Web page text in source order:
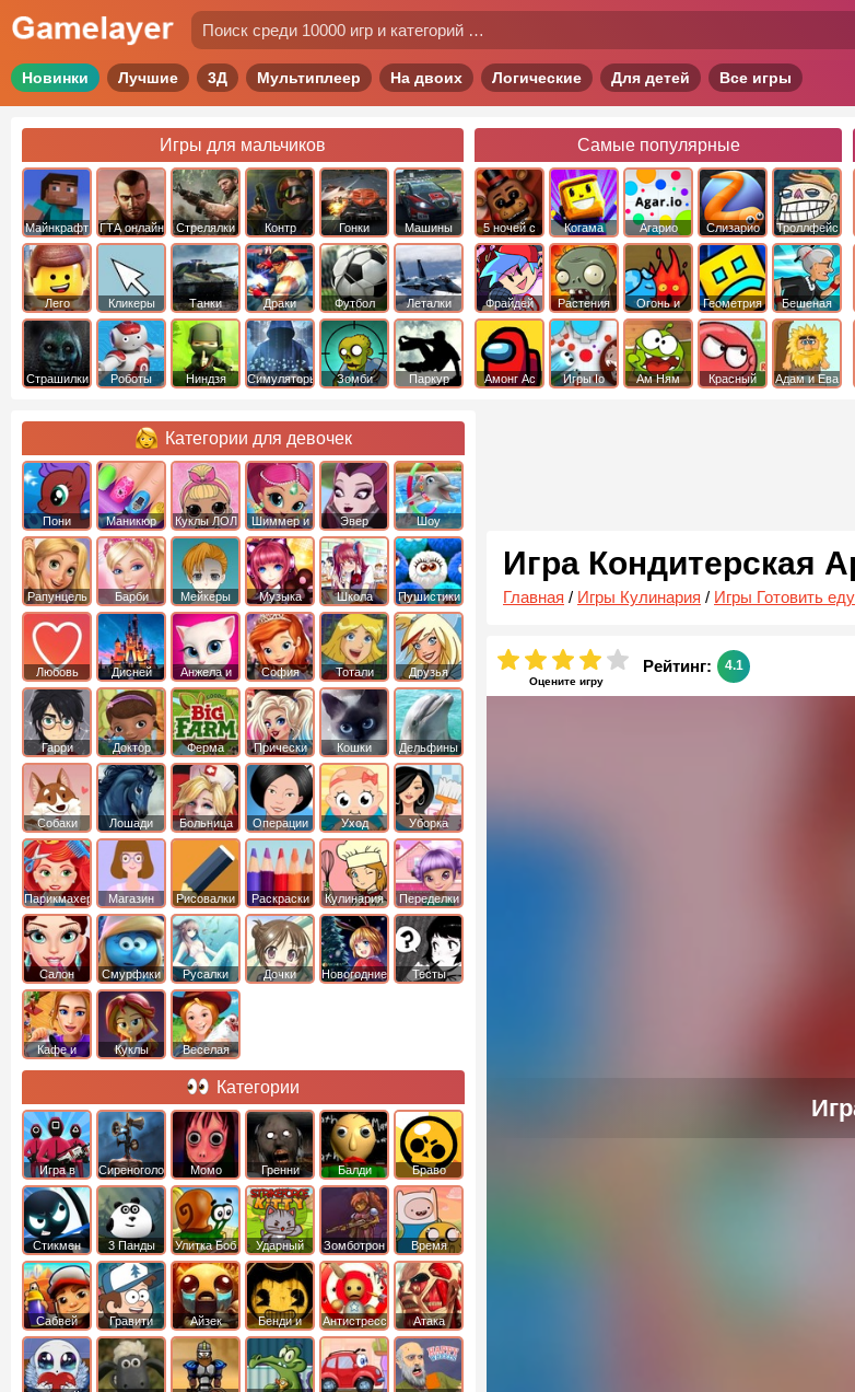
Новинки Лучшие 3Д Мультиплеер На двоих Логические Для детей Все игры
Игры для мальчиков
Майнкрафт ГТА онлайн Стрелялки
Контр
Страйк
Гонки Машины
Лего Кликеры Танки Драки Футбол Леталки
Страшилки Роботы Ниндзя Симуляторы Зомби Паркур
Самые популярные
5 ночей с
фредди
Когама Агарио Слизарио
Троллфейс
квест
Фрайдей
Найт
Фанкин
Растения
против
Зомби
Огонь и
Вода
Геометрия
Даш
Бешеная
бабка
сбежала из
психушки
Амонг Ас Игры Io Ам Ням
Красный
Адам и Ева
Игра Кондитерская
Главная / Игры Кулинария / Игры Готовить еду
Оцените игру
Рейтинг: 4.1
Категории для девочек
Пони
креатор
Маникюр Куклы ЛОЛ
Шиммер и
Шайн
Эвер
Афтер Хай
Шоу
дельфинов
Рапунцель Барби Мейкеры Музыка Школа Пушистики
Любовь Дисней
Анжела и
том
София
Прекрасная
Тотали
Спайс
Друзья
ангелов
Гарри
Поттер
Доктор
Плюшева
Ферма Прически Кошки Дельфины
Собаки Лошади Больница Операции Уход Уборка
Парикмахер Магазин Рисовалки Раскраски Кулинария Переделки
Салон Смурфики Русалки Дочки Новогодние Тесты
Кафе и
Куклы
Веселая
Категории
Игра в
Кальмара
Сиреноголовый Момо Гренни Балди
Браво
Старс
Стикмен 3 Панды Улитка Боб
Ударный
отряд котят
Зомботрон
Время
Приключений
Сабвей
Серф
Гравити
Фолз
Айзек
Бенди и
Чернильная
машина
Антистресс
Атака
Титанов